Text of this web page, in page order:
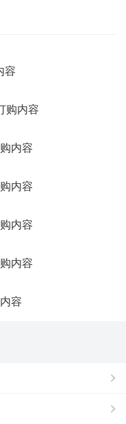
容
购内容
内容
内容
内容
内容
容